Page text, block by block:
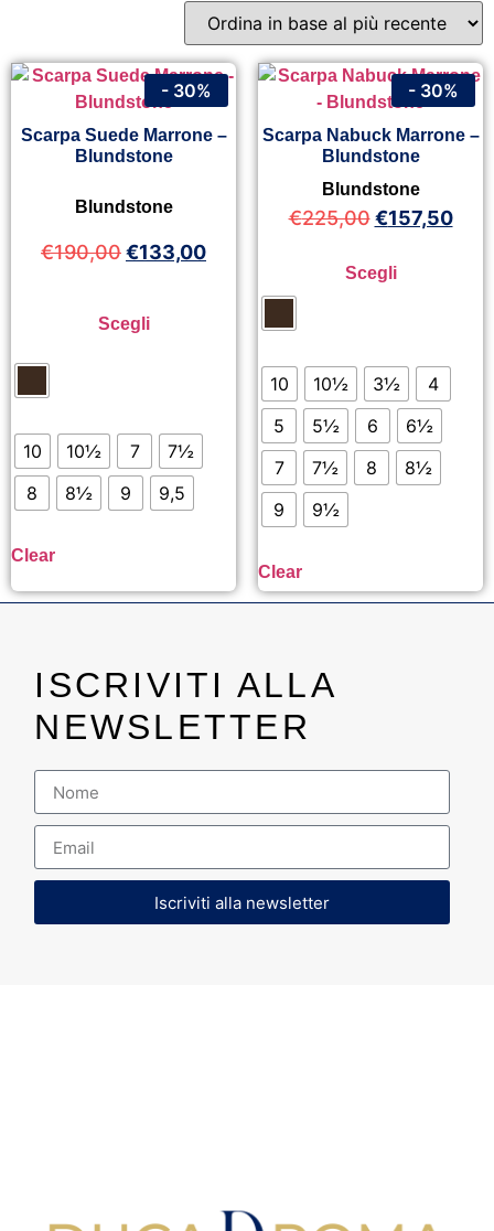
Scarpa Suede Marrone –
Blundstone
Blundstone
€190,00€133,00
Scegli
10 10½ 7
7½
8
8½ 9 9,5
Clear
- 30%
Scarpa Nabuck Marrone –
Blundstone
Blundstone
€225,00 €157,50
Scegli
10 10½ 3½
4
5
5½ 6
6½
7
7½ 8
8½
9
9½
Clear
- 30%
ISCRIVITI ALLA
NEWSLETTER
Iscriviti alla newsletter